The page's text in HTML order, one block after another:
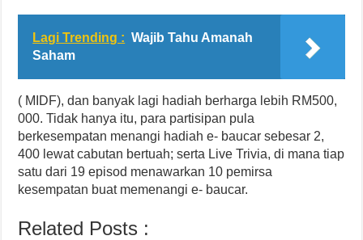
Lagi Trending : Wajib Tahu Amanah
Saham
( MIDF), dan banyak lagi hadiah berharga lebih RM500,
000. Tidak hanya itu, para partisipan pula
berkesempatan menangi hadiah e- baucar sebesar 2,
400 lewat cabutan bertuah; serta Live Trivia, di mana tiap
satu dari 19 episod menawarkan 10 pemirsa
kesempatan buat memenangi e- baucar.
Related Posts :